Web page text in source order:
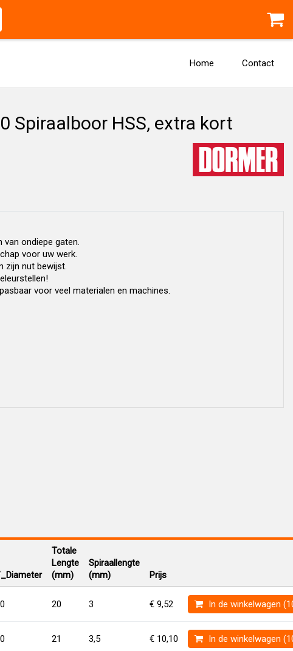
Home Contact
Spiraalboor HSS, extra kort
ondiepe gaten.
voor uw werk.
zijn nut bewijst.
voor veel materialen en machines.
Totale
Lengte
(mm)
Spiraallengte
(mm)
Prijs
20 3 € 9,52 In de winkelwagen
21 3,5 € 10,10 In de winkelwagen